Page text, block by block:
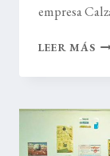
empresa
LEER MÁS
LA